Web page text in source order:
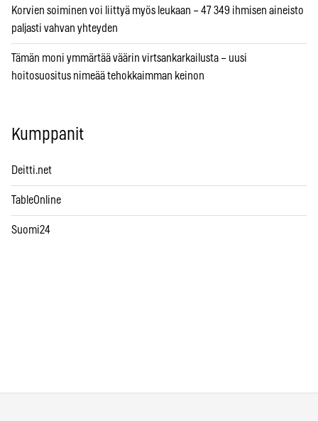
Korvien soiminen voi liittyä myös leukaan – 47 349 ihmisen aineisto
paljasti vahvan yhteyden
Tämän moni ymmärtää väärin virtsankarkailusta – uusi
hoitosuositus nimeää tehokkaimman keinon
Kumppanit
Deitti.net
TableOnline
Suomi24